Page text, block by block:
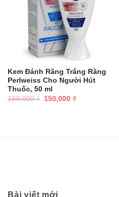
Kem Đánh Răng Trắng Răng
Perlweiss Cho Người Hút
Thuốc, 50 ml
169,000₫
Giá
150,000 ₫Giá
Bài viết mới